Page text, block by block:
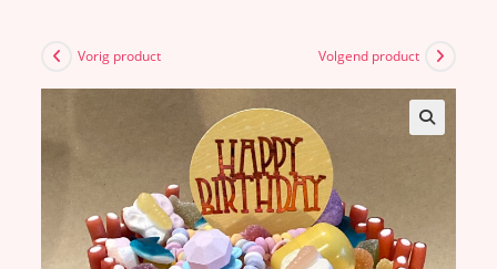
Vorig product Volgend product